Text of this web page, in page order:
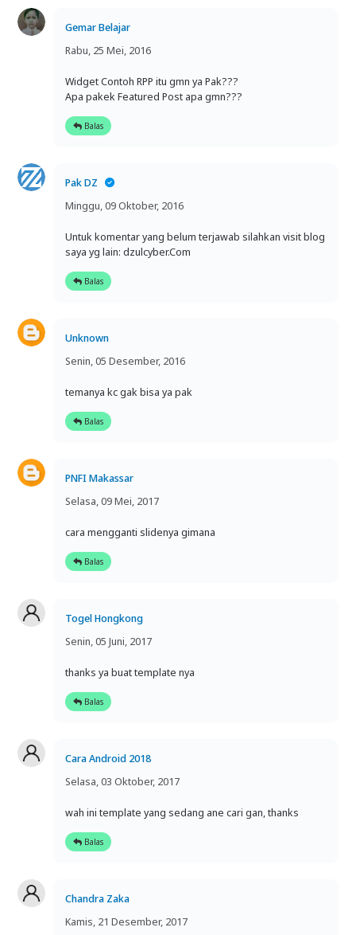
Gemar Belajar
Rabu, 25 Mei, 2016
Widget Contoh RPP itu gmn ya Pak???
Apa pakek Featured Post apa gmn???
Balas
Pak DZ
Minggu, 09 Oktober, 2016
Untuk komentar yang belum terjawab silahkan visit blog
saya yg lain: dzulcyber.Com
Balas
Unknown
Senin, 05 Desember, 2016
temanya kc gak bisa ya pak
Balas
PNFI Makassar
Selasa, 09 Mei, 2017
cara mengganti slidenya gimana
Balas
Togel Hongkong
Senin, 05 Juni, 2017
thanks ya buat template nya
Balas
Cara Android 2018
Selasa, 03 Oktober, 2017
wah ini template yang sedang ane cari gan, thanks
Balas
Chandra Zaka
Kamis, 21 Desember, 2017